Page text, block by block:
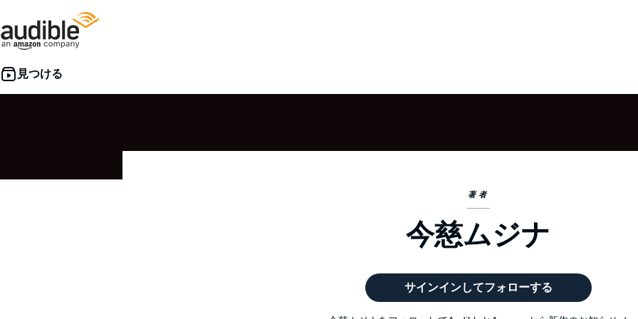
著者
今慈ムジナ
サインインしてフォローする